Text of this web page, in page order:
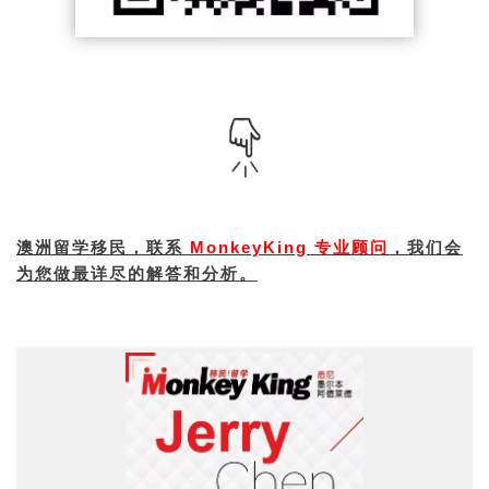
澳洲留学移民，联系 MonkeyKing 专业顾问 ， 我们会
为您做最详尽的解答和分析。